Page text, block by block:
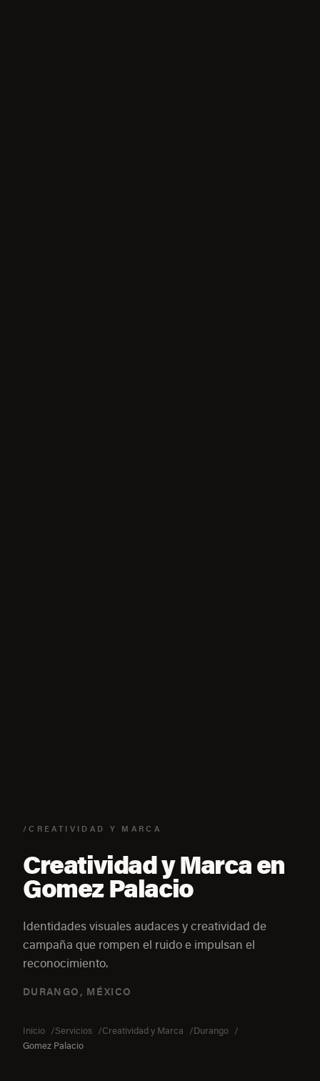
/CREATIVIDAD Y MARCA
Creatividad y Marca en
Gomez Palacio
Identidades visuales audaces y creatividad de
campaña que rompen el ruido e impulsan el
reconocimiento.
DURANGO, MÉXICO
Inicio Servicios Creatividad y Marca
Durango
Gomez Palacio